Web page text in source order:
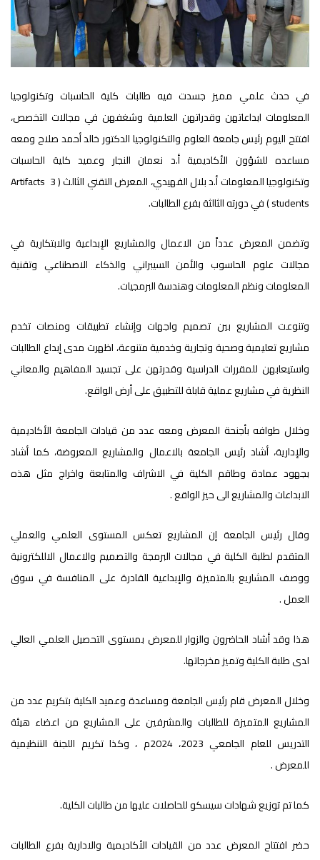
في حدث علمي مميز جسدت فيه طالبات كلية الحاسبات وتكنولوجيا
المعلومات ابداعاتهن وقدراتهن العلمية وشغفهن في مجالات التخصص،
افتتح اليوم رئيس جامعة العلوم والتكنولوجيا الدكتور خالد أحمد صلاح ومعه
مساعده للشؤون الأكاديمية أ.د نعمان النجار وعميد كلية الحاسبات
وتكنولوجيا المعلومات أ.د بلال الفهيدي، المعرض التقني الثالث ( 3 Artifacts
students ) في دورته الثالثة بفرع الطالبات.
وتضمن المعرض عدداً من الاعمال والمشاريع الإبداعية والابتكارية في
مجالات علوم الحاسوب والأمن السيبراني والذكاء الاصطناعي وتقنية
المعلومات ونظم المعلومات وهندسة البرمجيات.
وتنوعت المشاريع بين تصميم واجهات وإنشاء تطبيقات ومنصات تخدم
مشاريع تعليمية وصحية وتجارية وخدمية متنوعة، اظهرت مدى إبداع الطالبات
واستيعابهن للمقررات الدراسية وقدرتهن على تجسيد المفاهيم والمعاني
النظرية في مشاريع عملية قابلة للتطبيق على أرض الواقع.
وخلال طوافه بأجنحة المعرض ومعه عدد من قيادات الجامعة الأكاديمية
والإدارية، أشاد رئيس الجامعة بالاعمال والمشاريع المعروضة، كما أشاد
بجهود عمادة وطاقم الكلية في الاشراف والمتابعة واخراج مثل هذه
الابداعات والمشاريع الى حيز الواقع .
وقال رئيس الجامعة إن المشاريع تعكس المستوى العلمي والعملي
المتقدم لطلبة الكلية في مجالات البرمجة والتصميم والاعمال الاللكترونية
ووصف المشاريع بالمتميزة والإبداعية القادرة على المنافسة في سوق
العمل .
هذا وقد أشاد الحاضرون والزوار للمعرض بمستوى التحصيل العلمي العالي
لدى طلبة الكلية وتميز مخرجاتها.
وخلال المعرض قام رئيس الجامعة ومساعدة وعميد الكلية بتكريم عدد من
المشاريع المتميزة للطالبات والمشرفين على المشاريع من اعضاء هيئة
التدريس للعام الجامعي 2023، 2024م ، وكذا تكريم اللجنة التنظيمية
للمعرض .
كما تم توزيع شهادات سيسكو للحاصلات عليها من طالبات الكلية.
حضر افتتاح المعرض عدد من القيادات الأكاديمية والادارية بفرع الطالبات